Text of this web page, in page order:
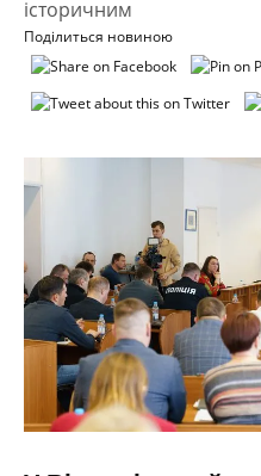
історичним
Поділиться новиною